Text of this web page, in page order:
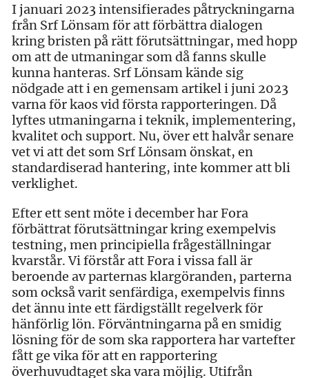
I januari 2023 intensifierades påtryckningarna
från Srf Lönsam för att förbättra dialogen
kring bristen på rätt förutsättningar, med hopp
om att de utmaningar som då fanns skulle
kunna hanteras. Srf Lönsam kände sig
nödgade att i en gemensam artikel i juni 2023
varna för kaos vid första rapporteringen. Då
lyftes utmaningarna i teknik, implementering,
kvalitet och support. Nu, över ett halvår senare
vet vi att det som Srf Lönsam önskat, en
standardiserad hantering, inte kommer att bli
verklighet.
Efter ett sent möte i december har Fora
förbättrat förutsättningar kring exempelvis
testning, men principiella frågeställningar
kvarstår. Vi förstår att Fora i vissa fall är
beroende av parternas klargöranden, parterna
som också varit senfärdiga, exempelvis finns
det ännu inte ett färdigställt regelverk för
hänförlig lön. Förväntningarna på en smidig
lösning för de som ska rapportera har vartefter
fått ge vika för att en rapportering
överhuvudtaget ska vara möjlig. Utifrån